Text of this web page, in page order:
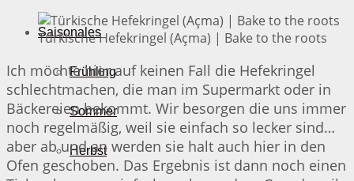
Saisonales
Frühling
Sommer
Herbst
Türkische Hefekringel (Açma) | Bake to the roots
Ich möchte hier auf keinen Fall die Hefekringel
schlechtmachen, die man im Supermarkt oder in
Bäckereien bekommt. Wir besorgen die uns immer
noch regelmäßig, weil sie einfach so lecker sind…
aber ab und an werden sie halt auch hier in den
Ofen geschoben. Das Ergebnis ist dann noch einen